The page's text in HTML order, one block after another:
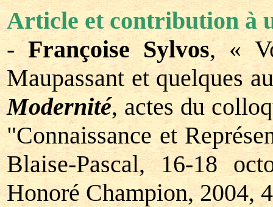
Article et contribution à
-Françoise Sylvos, «
Maupassant et quelques
Modernité, actes du
"Connaissance et
Blaise-Pascal, 16-18
Honoré Champion, 2004,